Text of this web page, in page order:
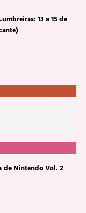
13 a 15 de
de Nintendo Vol. 2